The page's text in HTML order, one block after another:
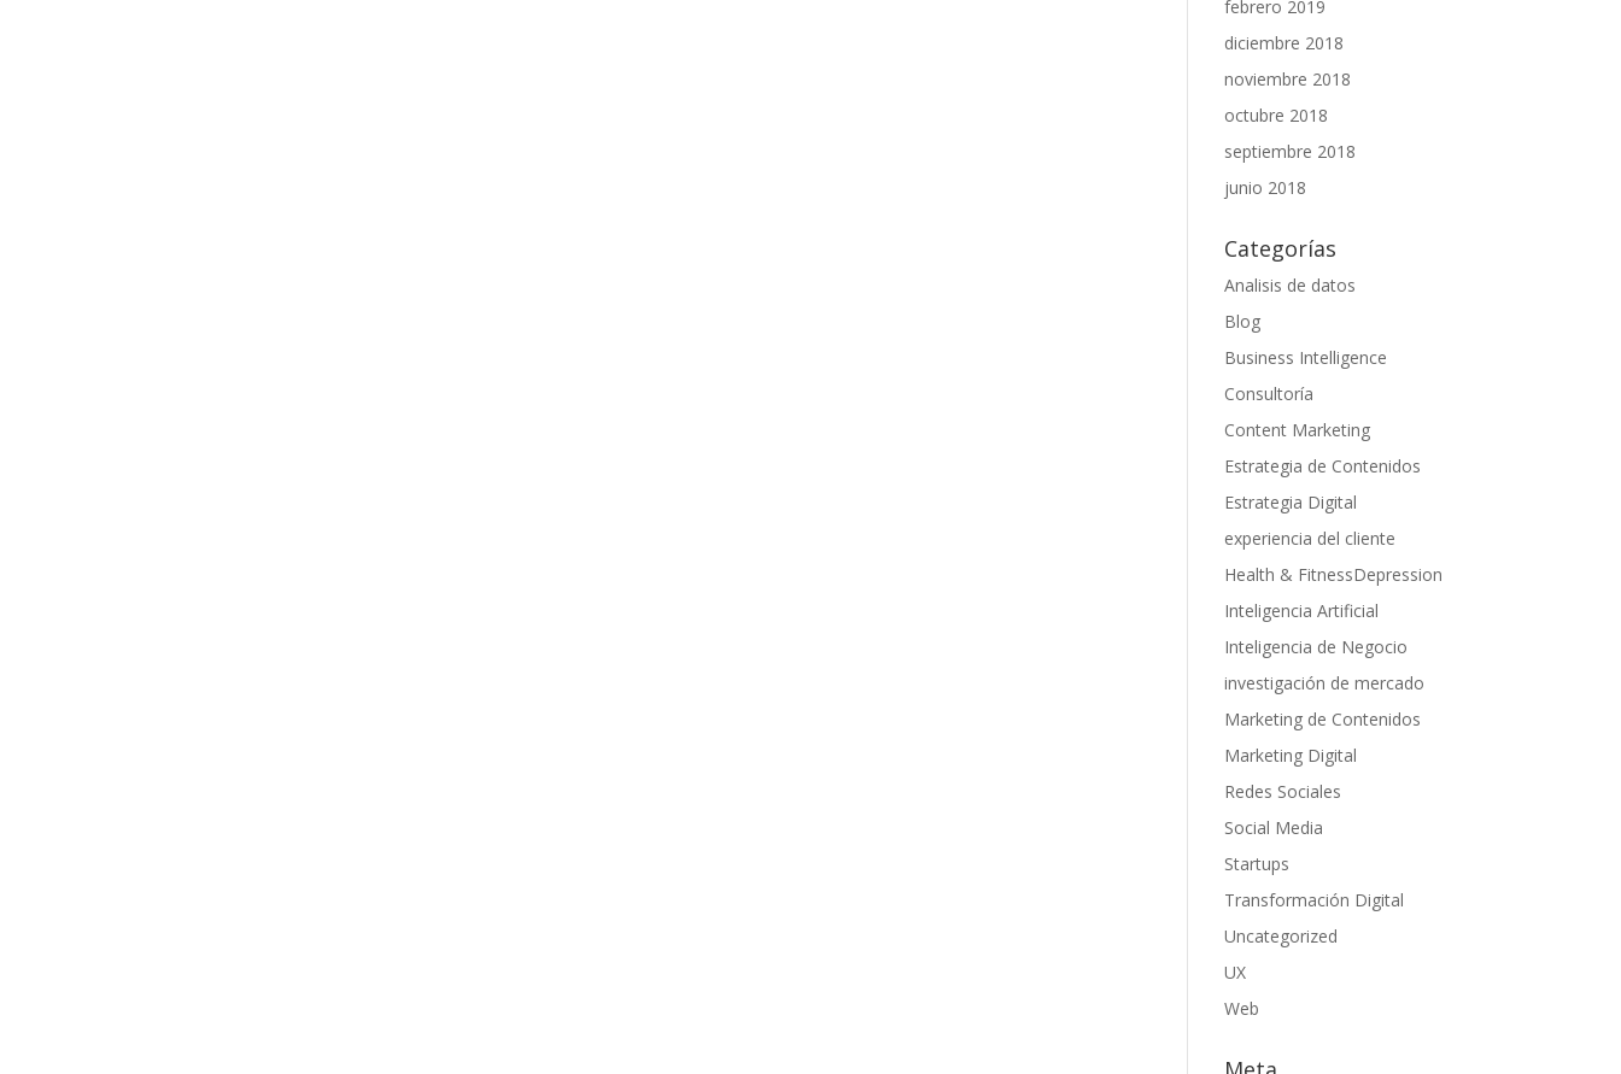
febrero 2019
diciembre 2018
noviembre 2018
octubre 2018
septiembre 2018
junio 2018
Categorías
Analisis de datos
Blog
Business Intelligence
Consultoría
Content Marketing
Estrategia de Contenidos
Estrategia Digital
experiencia del cliente
Health & FitnessDepression
Inteligencia Artificial
Inteligencia de Negocio
investigación de mercado
Marketing de Contenidos
Marketing Digital
Redes Sociales
Social Media
Startups
Transformación Digital
Uncategorized
UX
Web